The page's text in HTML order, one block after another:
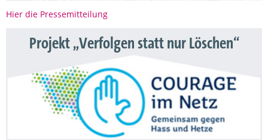
Hier die Pressemitteilung
Projekt „Verfolgen statt nur Löschen“